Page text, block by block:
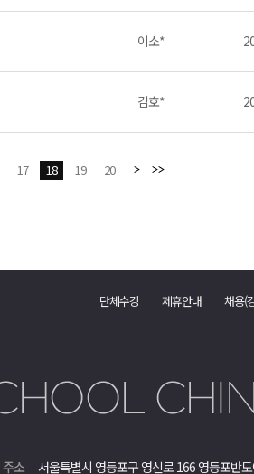
이소*
김호*
17 18 19 20
단체수강 제휴안내 채용(
주소 서울특별시 영등포구 영신로 166 영등포반